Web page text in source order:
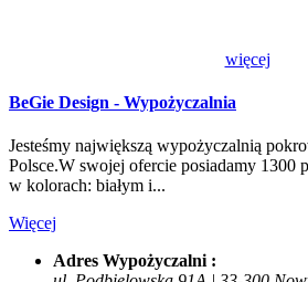
więcej
BeGie Design - Wypożyczalnia
Jesteśmy największą wypożyczalnią
Polsce.W swojej ofercie posiadamy 1300
w kolorach: białym i...
Więcej
Adres Wypożyczalni :